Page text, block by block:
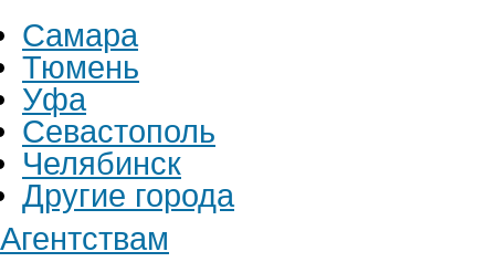
Самара
Тюмень
Уфа
Севастополь
Челябинск
Другие города
Агентствам